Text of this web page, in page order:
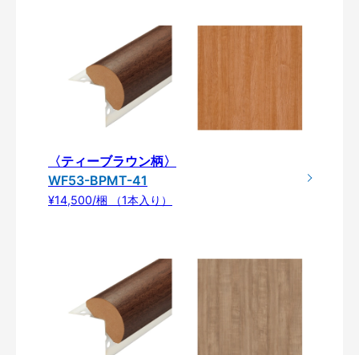
〈ティーブラウン柄〉
WF53-BPMT-41
¥14,500/梱 （1本入り）